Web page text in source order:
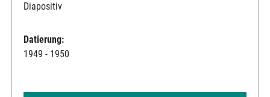
Diapositiv
Datierung:
1949 - 1950